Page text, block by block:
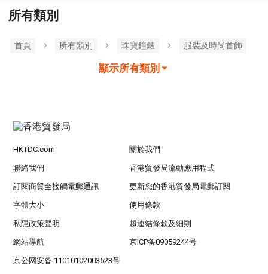
所有類別
首頁 所有類別 珠寶鐘錶 服裝及時尚首飾
顯示所有類別
HKTDC.com 關於我們
聯絡我們 香港貿發局流動應用程式
訂閱商貿全接觸電郵通訊 更新您的香港貿發局電郵訂閱
字體大小 使用條款
私隱政策聲明 超連結條款及細則
網站導航 京ICP备09059244号
京公网安备 11010102003523号